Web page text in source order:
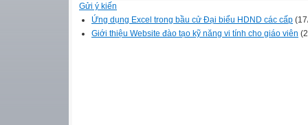
Gửi ý kiến
Ứng dụng Excel trong bầu cử Đại biểu HDND các cấp
Giới thiệu Website đào tạo kỹ năng vi tính cho giáo viên